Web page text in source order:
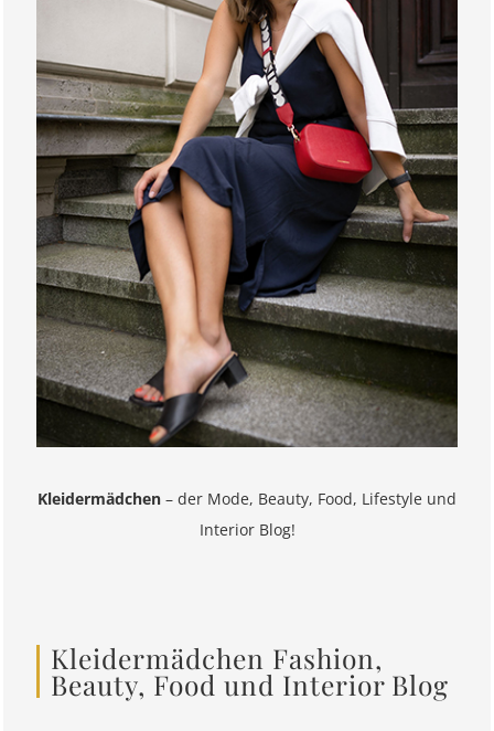
Kleidermädchen – der Mode, Beauty, Food, Lifestyle und
Interior Blog!
Kleidermädchen Fashion,
Beauty, Food und Interior Blog